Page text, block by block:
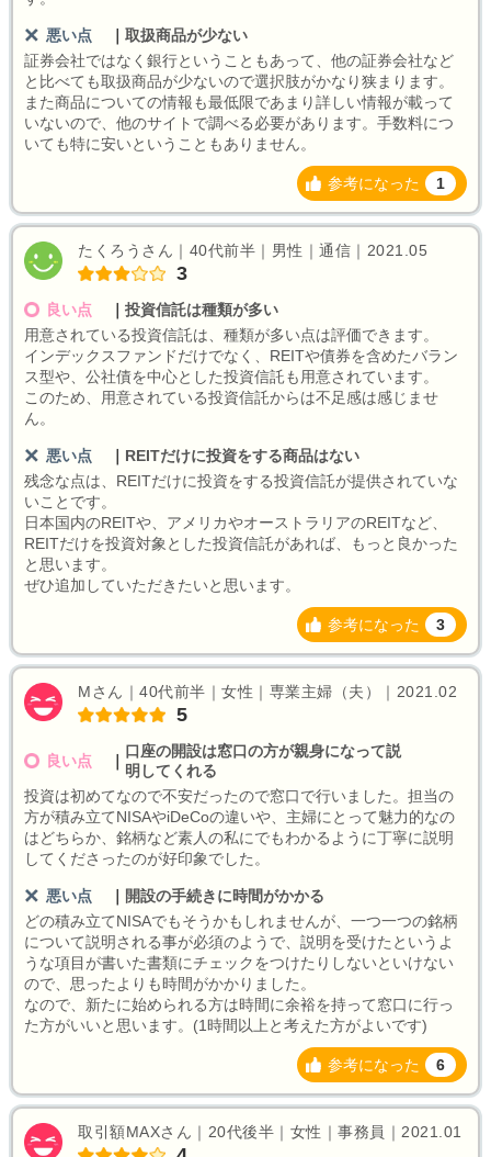
悪い点
取扱商品が少ない
証券会社ではなく銀行ということもあって、他の証券会社など
と比べても取扱商品が少ないので選択肢がかなり狭まります。
また商品についての情報も最低限であまり詳しい情報が載って
いないので、他のサイトで調べる必要があります。手数料につ
いても特に安いということもありません。
参考になった 1
たくろうさん｜40代前半｜男性｜通信｜2021.05
3
良い点
投資信託は種類が多い
用意されている投資信託は、種類が多い点は評価できます。
インデックスファンドだけでなく、REITや債券を含めたバラン
ス型や、公社債を中心とした投資信託も用意されています。
このため、用意されている投資信託からは不足感は感じませ
ん。
悪い点
REITだけに投資をする商品はない
残念な点は、REITだけに投資をする投資信託が提供されていな
いことです。
日本国内のREITや、アメリカやオーストラリアのREITなど、
REITだけを投資対象とした投資信託があれば、もっと良かった
と思います。
ぜひ追加していただきたいと思います。
参考になった 3
Mさん｜40代前半｜女性｜専業主婦（夫）｜2021.02
5
良い点
口座の開設は窓口の方が親身になって説
明してくれる
投資は初めてなので不安だったので窓口で行いました。担当の
方が積み立てNISAやiDeCoの違いや、主婦にとって魅力的なの
はどちらか、銘柄など素人の私にでもわかるように丁寧に説明
してくださったのが好印象でした。
悪い点
開設の手続きに時間がかかる
どの積み立てNISAでもそうかもしれませんが、一つ一つの銘柄
について説明される事が必須のようで、説明を受けたというよ
うな項目が書いた書類にチェックをつけたりしないといけない
ので、思ったよりも時間がかかりました。
なので、新たに始められる方は時間に余裕を持って窓口に行っ
た方がいいと思います。(1時間以上と考えた方がよいです)
参考になった 6
取引額MAXさん｜20代後半｜女性｜事務員｜2021.01